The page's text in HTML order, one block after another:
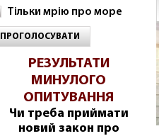
Тільки мрію про море
ПРОГОЛОСУВАТИ
РЕЗУЛЬТАТИ
МИНУЛОГО
ОПИТУВАННЯ
Чи треба приймати
новий закон про